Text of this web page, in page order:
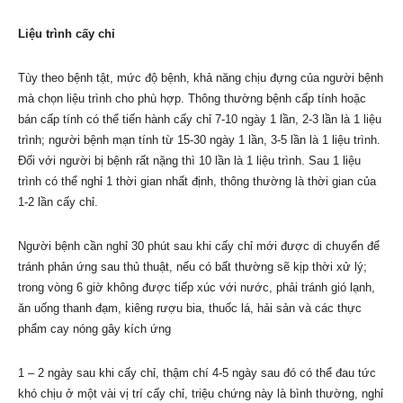
Liệu trình cấy chỉ
Tùy theo bệnh tật, mức độ bệnh, khả năng chịu đựng của người bệnh
mà chọn liệu trình cho phù hợp. Thông thường bệnh cấp tính hoặc
bán cấp tính có thể tiến hành cấy chỉ 7-10 ngày 1 lần, 2-3 lần là 1 liệu
trình; người bệnh mạn tính từ 15-30 ngày 1 lần, 3-5 lần là 1 liệu trình.
Đối với người bị bệnh rất nặng thì 10 lần là 1 liệu trình. Sau 1 liệu
trình có thể nghỉ 1 thời gian nhất định, thông thường là thời gian của
1-2 lần cấy chỉ.
Người bệnh cần nghỉ 30 phút sau khi cấy chỉ mới được di chuyển để
tránh phản ứng sau thủ thuật, nếu có bất thường sẽ kịp thời xử lý;
trong vòng 6 giờ không được tiếp xúc với nước, phải tránh gió lạnh,
ăn uống thanh đạm, kiêng rượu bia, thuốc lá, hải sản và các thực
phẩm cay nóng gây kích ứng
1 – 2 ngày sau khi cấy chỉ, thậm chí 4-5 ngày sau đó có thể đau tức
khó chịu ở một vài vị trí cấy chỉ, triệu chứng này là bình thường, nghỉ